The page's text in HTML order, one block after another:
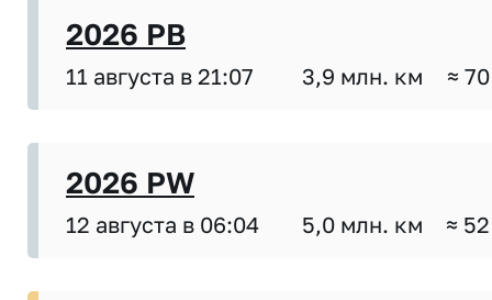
2026 PB
11 августа в 21:07 3,9 млн. км ≈
2026 PW
12 августа в 06:04 5,0 млн. км ≈